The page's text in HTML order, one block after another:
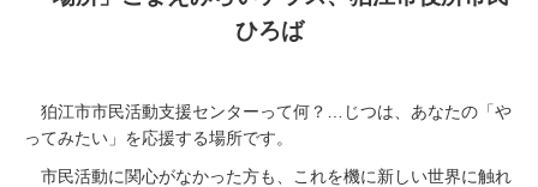
ひろば
狛江市市民活動支援センターって何？
…じつは、あなたの「や
ってみたい」を応援する場所です。
市民活動に関心がなかった方も、これを機に新しい世界に触れ